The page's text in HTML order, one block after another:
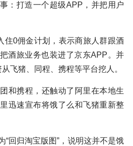
：打造一个超级APP，并把用户
住0佣金计划，表示商旅人群跟酒
酒旅业务也装进了京东APP。并
飞猪、同程、携程等平台挖人。
和携程，还触动了阿里在本地生
迅速宣布将饿了么和飞猪重新整
“回归淘宝版图”，说明这并不是饿